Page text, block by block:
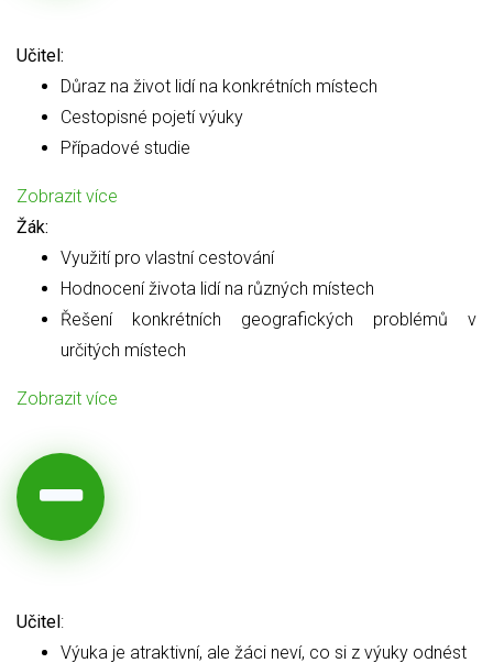
Učitel:
Důraz na život lidí na konkrétních místech
Cestopisné pojetí výuky
Případové studie
Zobrazit více
Žák:
Využití pro vlastní cestování
Hodnocení života lidí na různých místech
Řešení konkrétních geografických problémů v
určitých místech
Zobrazit více
Učitel :
Výuka je atraktivní, ale žáci neví, co si z výuky odnést